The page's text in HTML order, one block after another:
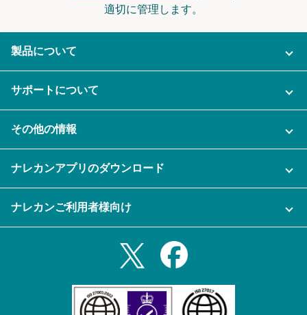
適切に管理します。
製品について
ご利用企業様の声
セキュリティ
資料をダウンロードする
メール自動転送機能
サポートについて
充実サポート
その他の情報
セミナー一覧
プライバシーポリシー
ナレカンアプリのダウンロード
Androidタブレットアプリ
ナレカンご利用者様向け